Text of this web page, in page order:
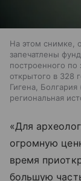
На этом снимке,
запечатлены
построенного по
открытого в 328
Гигена, Болгария
региональная
«Для
огромную
время
большую